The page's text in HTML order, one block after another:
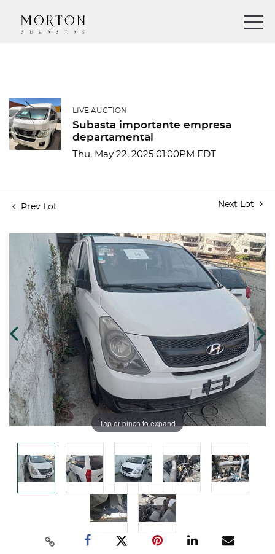
LIVE AUCTION
Subasta importante empresa
departamental
Thu, May 22, 2025 01:00PM EDT
Prev Lot Next Lot
Tap or pinch to expand